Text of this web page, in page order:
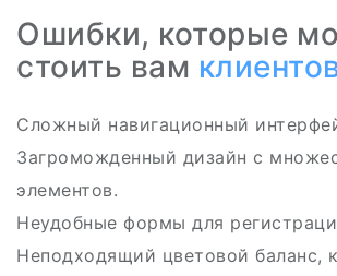
Ошибки, которые
стоить вам
Сложный навигационный
Загроможденный дизайн с
элементов.
Неудобные формы для
Неподходящий цветовой баланс,